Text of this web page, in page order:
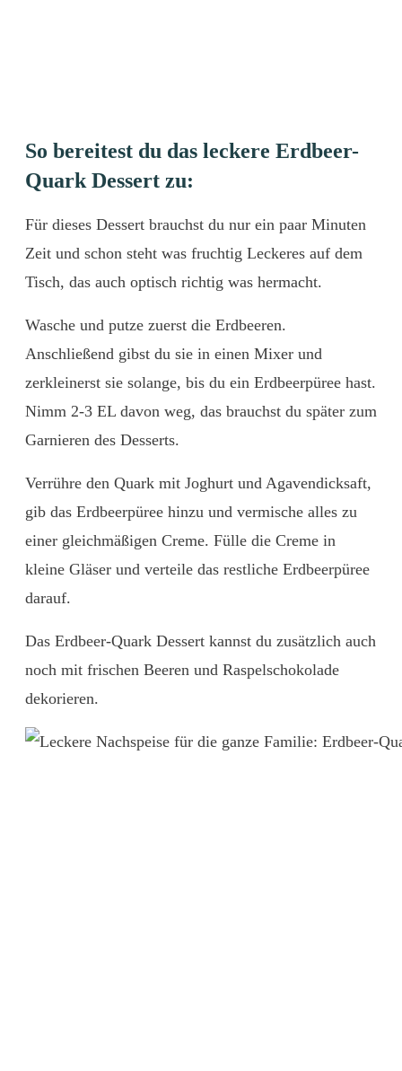
So bereitest du das leckere Erdbeer-
Quark Dessert zu:
Für dieses Dessert brauchst du nur ein paar Minuten
Zeit und schon steht was fruchtig Leckeres auf dem
Tisch, das auch optisch richtig was hermacht.
Wasche und putze zuerst die Erdbeeren.
Anschließend gibst du sie in einen Mixer und
zerkleinerst sie solange, bis du ein Erdbeerpüree hast.
Nimm 2-3 EL davon weg, das brauchst du später zum
Garnieren des Desserts.
Verrühre den Quark mit Joghurt und Agavendicksaft,
gib das Erdbeerpüree hinzu und vermische alles zu
einer gleichmäßigen Creme. Fülle die Creme in
kleine Gläser und verteile das restliche Erdbeerpüree
darauf.
Das Erdbeer-Quark Dessert kannst du zusätzlich auch
noch mit frischen Beeren und Raspelschokolade
dekorieren.